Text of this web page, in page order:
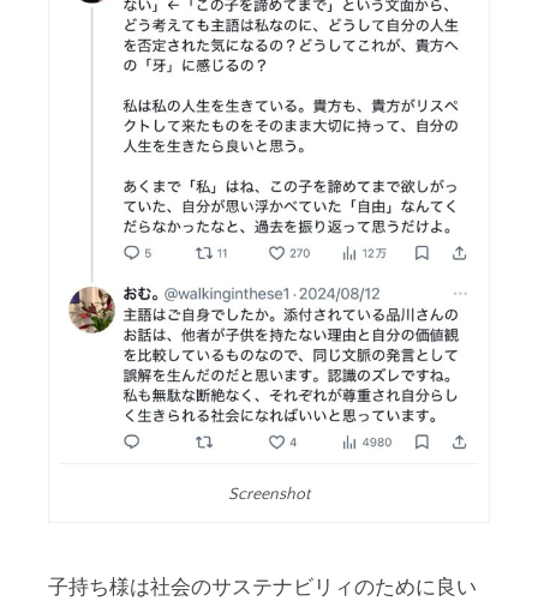
Screenshot
子持ち様は社会のサステナビリィのために良い